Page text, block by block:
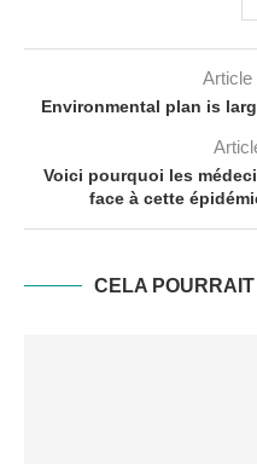
Article
Environmental plan is
Voici pourquoi les
face à cette
CELA